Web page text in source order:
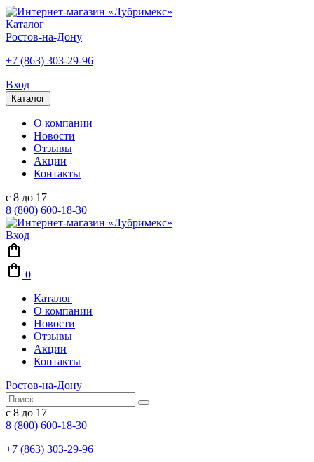
Каталог
Ростов-на-Дону
+7 (863) 303-29-96
Вход
Каталог
О компании
Новости
Отзывы
Акции
Контакты
с 8 до 17
8 (800) 600-18-30
Вход
0
Каталог
О компании
Новости
Отзывы
Акции
Контакты
Ростов-на-Дону
с 8 до 17
8 (800) 600-18-30
+7 (863) 303-29-96